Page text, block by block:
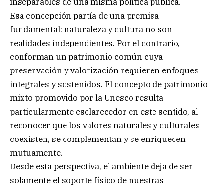
Esa concepción partía de una premisa
fundamental: naturaleza y cultura no son
realidades independientes. Por el contrario,
conforman un patrimonio común cuya
preservación y valorización requieren enfoques
integrales y sostenidos. El concepto de patrimonio
mixto promovido por la Unesco resulta
particularmente esclarecedor en este sentido, al
reconocer que los valores naturales y culturales
coexisten, se complementan y se enriquecen
mutuamente.
Desde esta perspectiva, el ambiente deja de ser
solamente el soporte físico de nuestras